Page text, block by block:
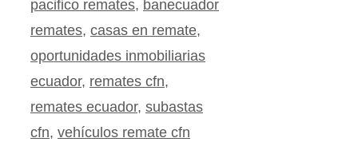
pacifico remates, banecuador
remates, casas en remate,
oportunidades inmobiliarias
ecuador, remates cfn,
remates ecuador, subastas
cfn, vehículos remate cfn